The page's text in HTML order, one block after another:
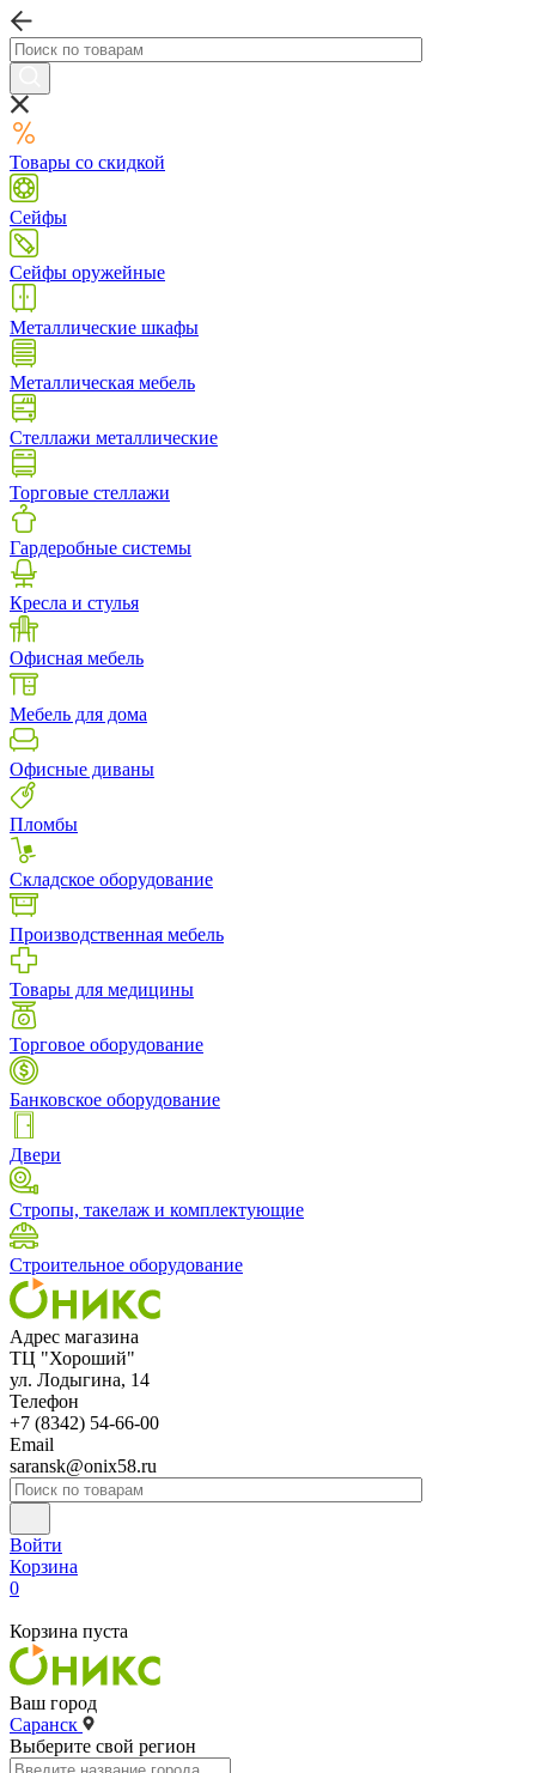
Товары со скидкой
Сейфы
Сейфы оружейные
Металлические шкафы
Металлическая мебель
Стеллажи металлические
Торговые стеллажи
Гардеробные системы
Кресла и стулья
Офисная мебель
Мебель для дома
Офисные диваны
Пломбы
Складское оборудование
Производственная мебель
Товары для медицины
Торговое оборудование
Банковское оборудование
Двери
Стропы, такелаж и комплектующие
Строительное оборудование
Адрес магазина
ТЦ "Хороший"
ул. Лодыгина, 14
Телефон
+7 (8342) 54-66-00
Email
saransk@onix58.ru
Войти
Корзина
0
Корзина пуста
Ваш город
Саранск
Выберите свой регион